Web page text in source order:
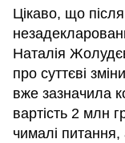
Цікаво, що після
Наталія
про суттєві
вже зазначила
вартість 2 млн
чималі